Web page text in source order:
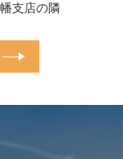
支店の隣